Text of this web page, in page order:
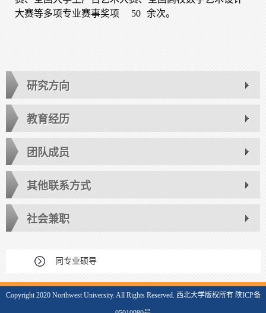
大赛等多项专业赛事奖项
50 余次。
研究方向
教育经历
团队成员
其他联系方式
社会兼职
同专业硕导
Copyright 2020 Northwest University. All Rights Reserved. 西北大学版权所有 陕ICP备